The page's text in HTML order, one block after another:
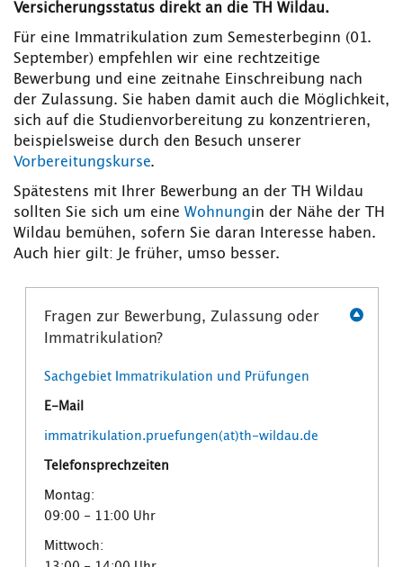
Versicherungsstatus direkt an die TH Wildau.
Für eine Immatrikulation zum Semesterbeginn (01.
September) empfehlen wir eine rechtzeitige
Bewerbung und eine zeitnahe Einschreibung nach
der Zulassung. Sie haben damit auch die Möglichkeit,
sich auf die Studienvorbereitung zu konzentrieren,
beispielsweise durch den Besuch unserer
Vorbereitungskurse.
Spätestens mit Ihrer Bewerbung an der TH Wildau
sollten Sie sich um eine Wohnungin der Nähe der TH
Wildau bemühen, sofern Sie daran Interesse haben.
Auch hier gilt: Je früher, umso besser.
Fragen zur Bewerbung, Zulassung oder
Immatrikulation?
Sachgebiet Immatrikulation und Prüfungen
E-Mail
immatrikulation.pruefungen(at)th-wildau.de
Telefonsprechzeiten
Montag:
09:00 - 11:00 Uhr
Mittwoch: